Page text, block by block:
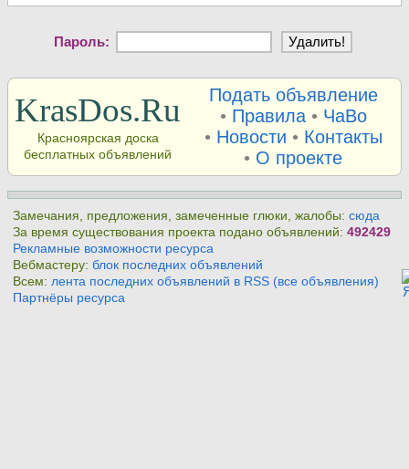
Пароль:
KrasDos.Ru
Красноярская доска
бесплатных объявлений
Подать объявление
• Правила• ЧаВо
• Новости • Контакты
• О проекте
Замечания, предложения, замеченные глюки, жалобы:сюда
За время существования проекта подано объявлений:492429
Рекламные возможности ресурса
Вебмастеру:блок последних объявлений
Всем:лента последних объявлений в RSS (все объявления)
Партнёры ресурса